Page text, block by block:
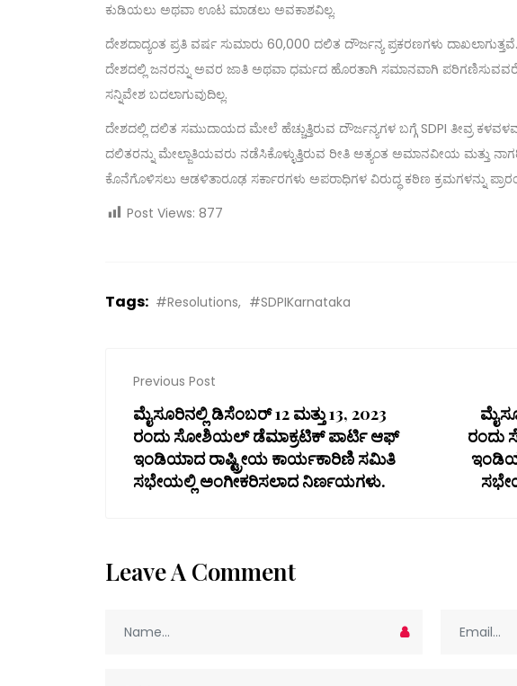
ಕುಡಿಯಲು ಅಥವಾ ಊಟ ಮಾಡಲು ಅವಕಾಶವಿಲ್ಲ.
ದೇಶದಾದ್ಯಂತ ಪ್ರತಿ ವರ್ಷ ಸುಮಾರು 60,000 ದಲಿತ ದೌರ್ಜನ್ಯ ಪ್ರಕರಣಗಳು
ದೇಶದಲ್ಲಿ ಜನರನ್ನು ಅವರ ಜಾತಿ ಅಥವಾ ಧರ್ಮದ ಹೊರತಾಗಿ ಸಮಾನವಾಗಿ
ಸನ್ನಿವೇಶ ಬದಲಾಗುವುದಿಲ್ಲ.
ದೇಶದಲ್ಲಿ ದಲಿತ ಸಮುದಾಯದ ಮೇಲೆ ಹೆಚ್ಚುತ್ತಿರುವ ದೌರ್ಜನ್ಯಗಳ ಬಗ್ಗೆ SDPI ತೀವ್ರ
ದಲಿತರನ್ನು ಮೇಲ್ಜಾತಿಯವರು ನಡೆಸಿಕೊಳ್ಳುತ್ತಿರುವ ರೀತಿ ಅತ್ಯಂತ ಅಮಾನವೀಯ ಮತ್ತು
ಕೊನೆಗೊಳಿಸಲು ಆಡಳಿತಾರೂಢ ಸರ್ಕಾರಗಳು ಅಪರಾಧಿಗಳ ವಿರುದ್ಧ ಕಠಿಣ ಕ್ರಮಗಳನ್ನು
Post Views: 877
Tags: #Resolutions #SDPIKarnataka
Previous Post
ಮೈಸೂರಿನಲ್ಲಿ ಡಿಸೆಂಬರ್ 12 ಮತ್ತು 13, 2023
ರಂದು ಸೋಶಿಯಲ್ ಡೆಮಾಕ್ರಟಿಕ್ ಪಾರ್ಟಿ ಆಫ್
ಇಂಡಿಯಾದ ರಾಷ್ಟ್ರೀಯ ಕಾರ್ಯಕಾರಿಣಿ ಸಮಿತಿ
ಸಭೇಯಲ್ಲಿ ಅಂಗೀಕರಿಸಲಾದ ನಿರ್ಣಯಗಳು.
Leave A Comment